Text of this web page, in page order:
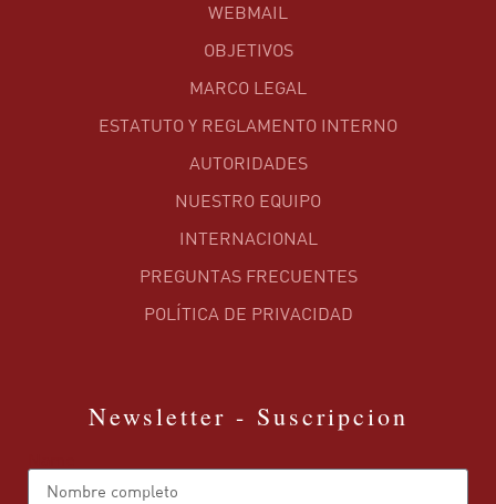
WEBMAIL
OBJETIVOS
MARCO LEGAL
ESTATUTO Y REGLAMENTO INTERNO
AUTORIDADES
NUESTRO EQUIPO
INTERNACIONAL
PREGUNTAS FRECUENTES
POLÍTICA DE PRIVACIDAD
Newsletter - Suscripcion